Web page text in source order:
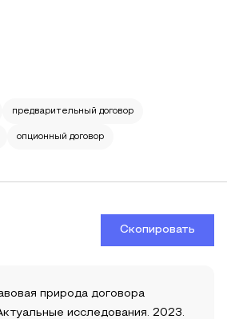
предварительный договор
опционный договор
Скопировать
природа договора
исследования. 2023.